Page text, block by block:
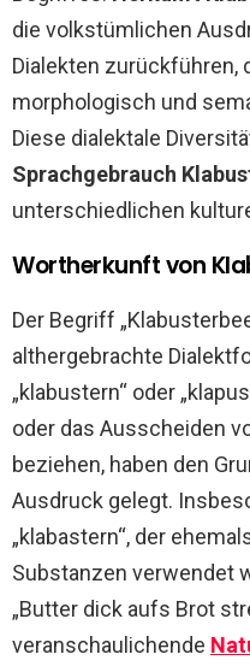
die volkstümlichen
Dialekten zurückführen,
morphologisch und
Diese dialektale
Sprachgebrauch
unterschiedlichen
Wortherkunft von
Der Begriff
althergebrachte
„klabustern“ oder
oder das Ausscheiden
beziehen, haben den
Ausdruck gelegt.
„klabastern“, der
Substanzen verwendet
„Butter dick aufs Brot
veranschaulichende